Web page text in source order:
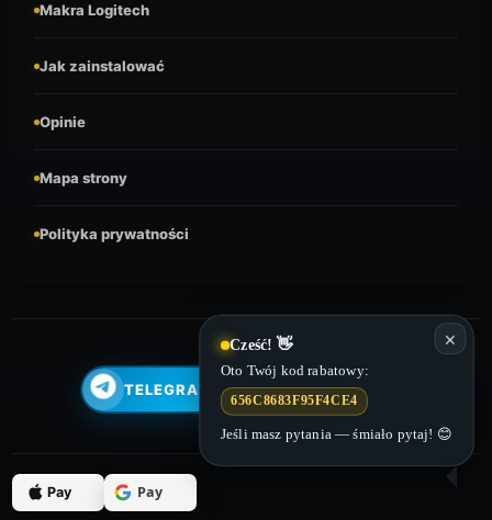
Makra Logitech
Jak zainstalować
Opinie
Mapa strony
Polityka prywatności
TELEGRAM YOUTUBE
Pay Pay
✕
Cześć! 👋
Oto Twój kod rabatowy:
656C8683F95F4CE4
Jeśli masz pytania — śmiało pytaj! 😊